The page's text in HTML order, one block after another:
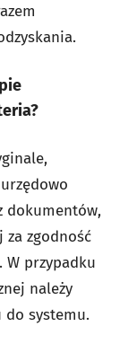
dokumentów,
zgodność
W przypadku
należy
do systemu.